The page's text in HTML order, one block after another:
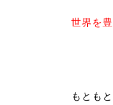
世界を
もとも